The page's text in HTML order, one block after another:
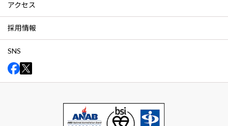
アクセス
採用情報
SNS